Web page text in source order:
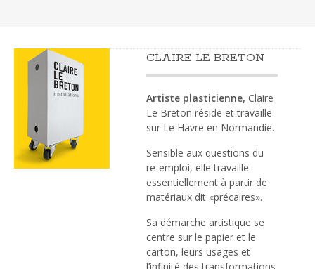
CLAIRE LE BRETON
Artiste plasticienne, Claire
Le Breton réside et travaille
sur Le Havre en Normandie.
Sensible aux questions du
re-emploi, elle travaille
essentiellement à partir de
matériaux dit «précaires».
Sa démarche artistique se
centre sur le papier et le
carton, leurs usages et